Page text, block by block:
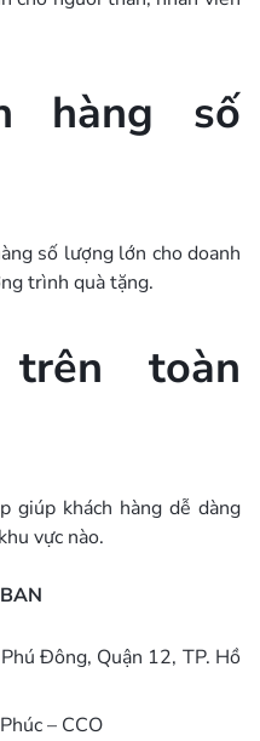
hàng số
số lượng lớn cho doanh
trình quà tặng.
toàn
giúp khách hàng dễ dàng
vực nào.
Đông, Quận 12, TP. Hồ
– CCO